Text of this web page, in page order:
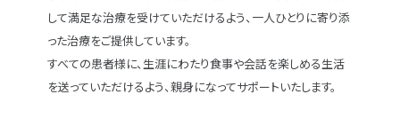
して満足な治療を受けていただけるよう、一人ひとりに寄り添
った治療をご提供しています。
すべての患者様に、生涯にわたり食事や会話を楽しめる生活
を送っていただけるよう、親身になってサポートいたします。